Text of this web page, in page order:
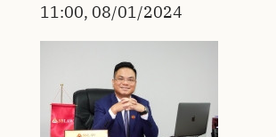
11:00, 08/01/2024